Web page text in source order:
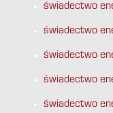
świadectwo
świadectwo
świadectwo
świadectwo
świadectwo